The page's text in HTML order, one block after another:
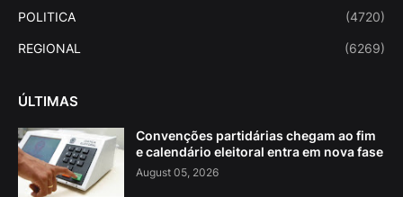
POLITICA (4720)
REGIONAL (6269)
ÚLTIMAS
Convenções partidárias chegam ao fim
e calendário eleitoral entra em nova fase
August 05, 2026